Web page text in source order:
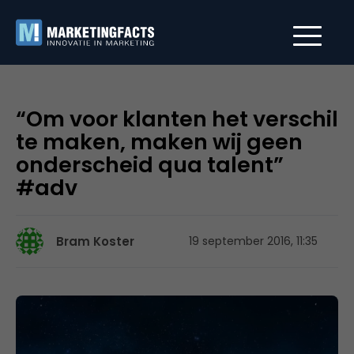
“Om voor klanten het verschil
te maken, maken wij geen
onderscheid qua talent”
#adv
Bram Koster 19 september 2016, 11:35